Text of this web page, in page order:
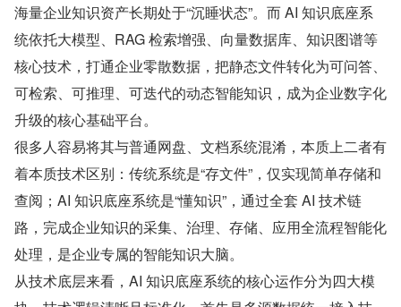
海量企业知识资产长期处于“沉睡状态”。而 AI 知识底座系
统依托大模型、RAG 检索增强、向量数据库、知识图谱等
核心技术，打通企业零散数据，把静态文件转化为可问答、
可检索、可推理、可迭代的动态智能知识，成为企业数字化
升级的核心基础平台。
很多人容易将其与普通网盘、文档系统混淆，本质上二者有
着本质技术区别：传统系统是“存文件”，仅实现简单存储和
查阅；AI 知识底座系统是“懂知识”，通过全套 AI 技术链
路，完成企业知识的采集、治理、存储、应用全流程智能化
处理，是企业专属的智能知识大脑。
从技术底层来看，AI 知识底座系统的核心运作分为四大模